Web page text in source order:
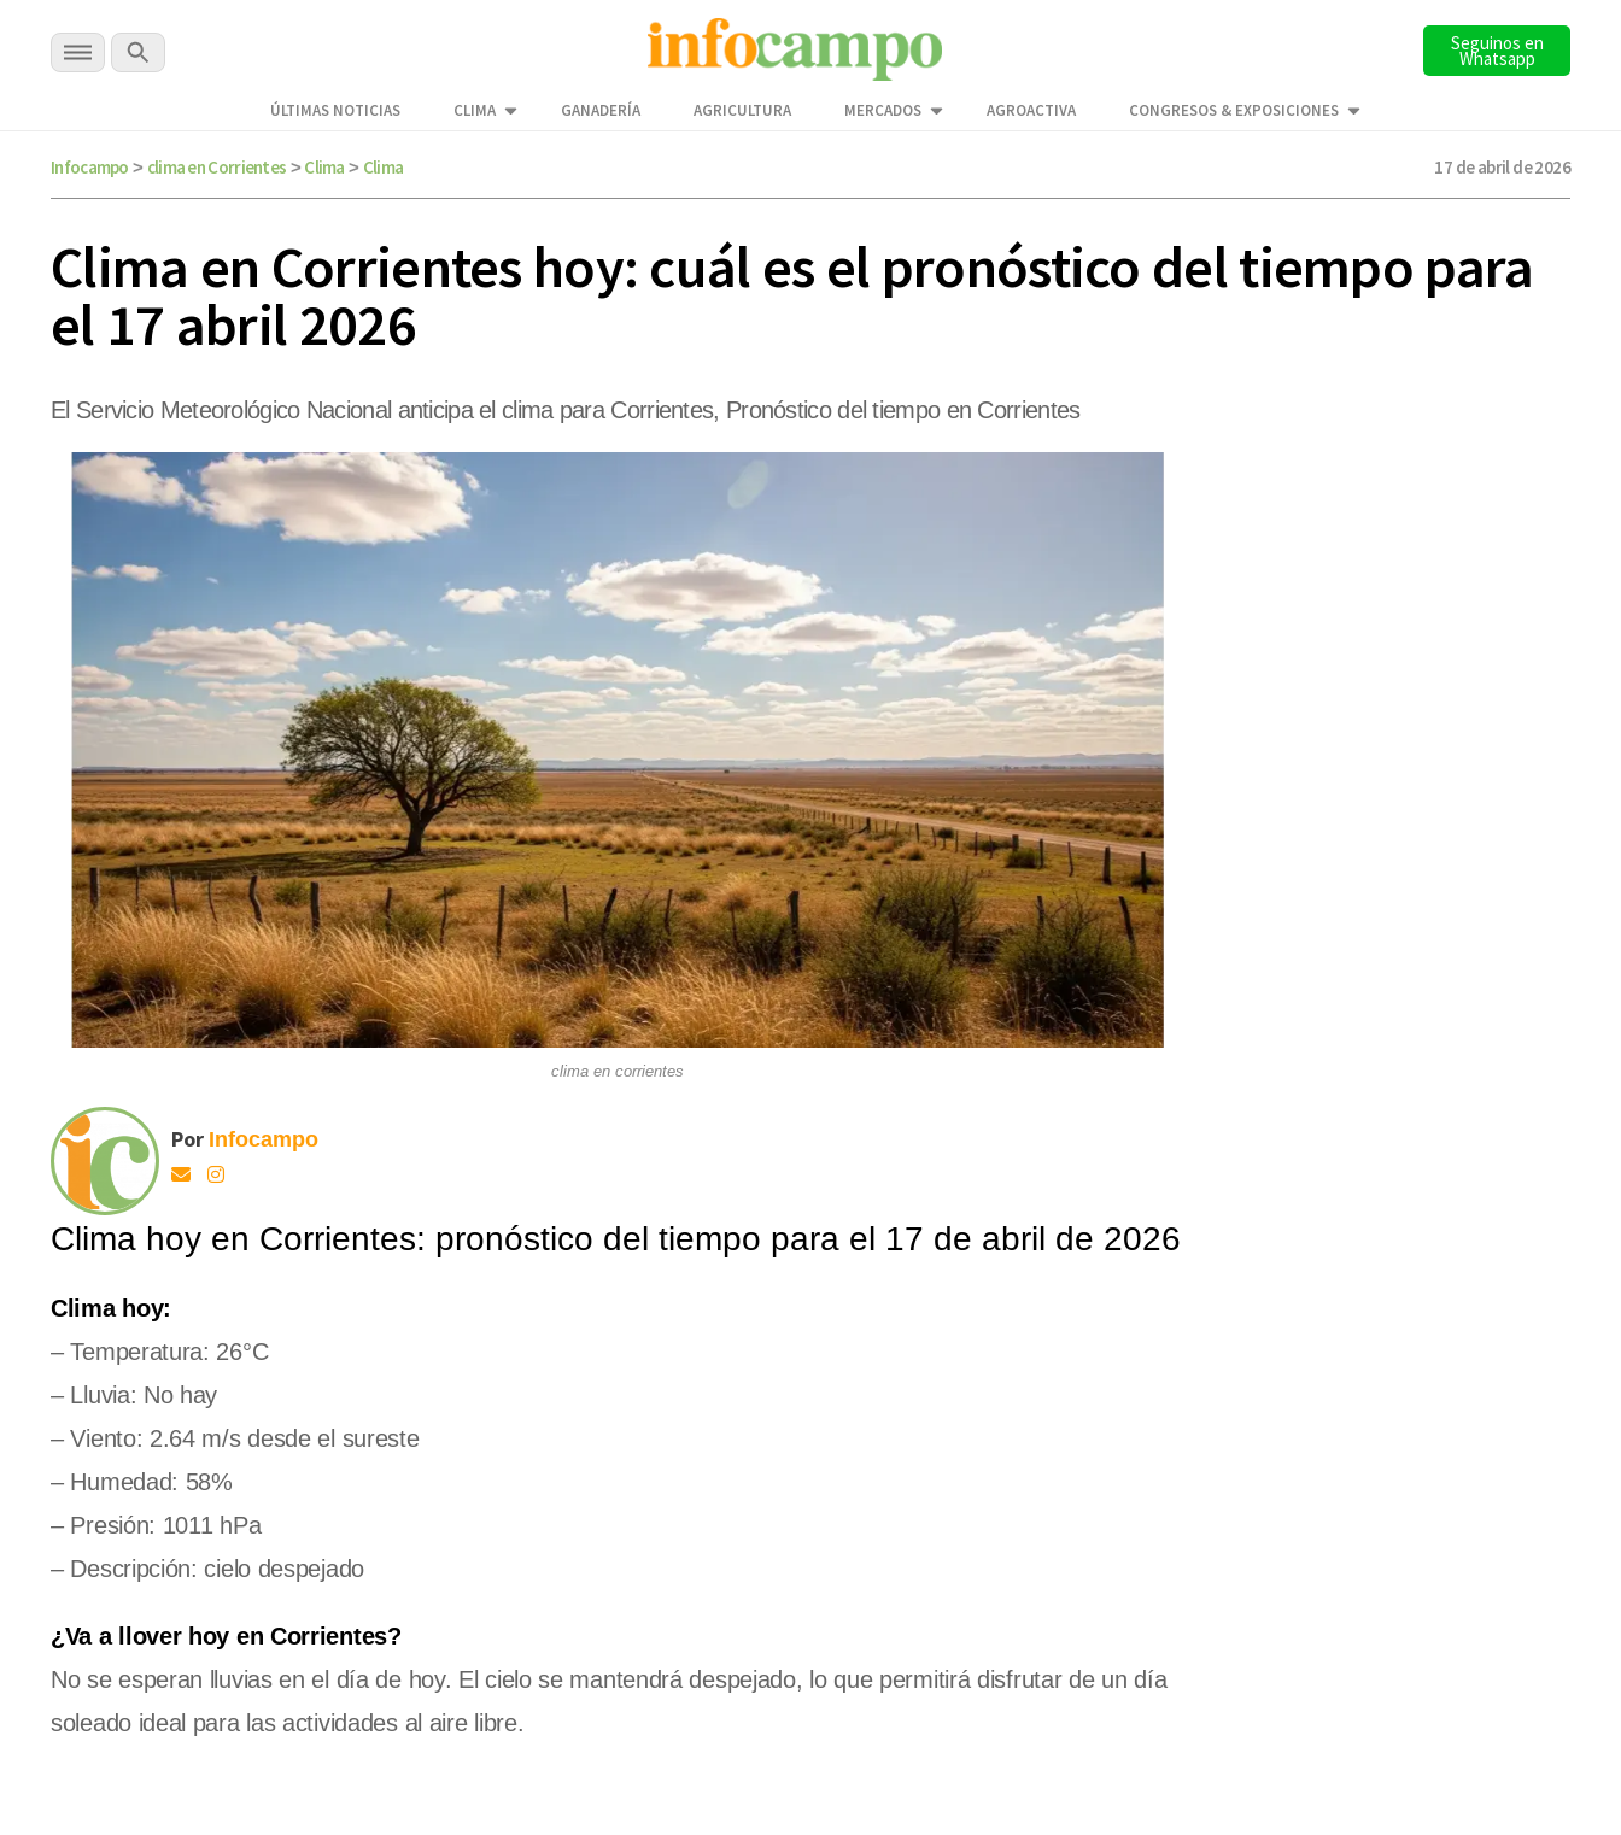
Seguinos en
Whatsapp
ÚLTIMAS NOTICIAS CLIMA GANADERÍA AGRICULTURA MERCADOS AGROACTIVA CONGRESOS & EXPOSICIONES
Infocampo > clima en Corrientes > Clima > Clima 17 de abril de 2026
Clima en Corrientes hoy: cuál es el pronóstico del tiempo para
el 17 abril 2026
El Servicio Meteorológico Nacional anticipa el clima para Corrientes, Pronóstico del tiempo en Corrientes
clima en corrientes
Por Infocampo
Clima hoy en Corrientes: pronóstico del tiempo para el 17 de abril de 2026
Clima hoy:
– Temperatura: 26°C
– Lluvia: No hay
– Viento: 2.64 m/s desde el sureste
– Humedad: 58%
– Presión: 1011 hPa
– Descripción: cielo despejado
¿Va a llover hoy en Corrientes?
No se esperan lluvias en el día de hoy. El cielo se mantendrá despejado, lo que permitirá disfrutar de un día
soleado ideal para las actividades al aire libre.